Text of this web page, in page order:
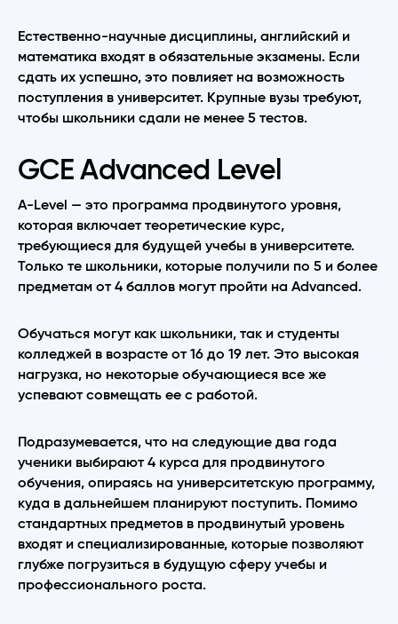
Естественно-научные дисциплины, английский и
математика входят в обязательные экзамены. Если
сдать их успешно, это повлияет на возможность
поступления в университет. Крупные вузы требуют,
чтобы школьники сдали не менее 5 тестов.
GCE Advanced Level
A-Level — это программа продвинутого уровня,
которая включает теоретические курс,
требующиеся для будущей учебы в университете.
Только те школьники, которые получили по 5 и более
предметам от 4 баллов могут пройти на Advanced.
Обучаться могут как школьники, так и студенты
колледжей в возрасте от 16 до 19 лет. Это высокая
нагрузка, но некоторые обучающиеся все же
успевают совмещать ее с работой.
Подразумевается, что на следующие два года
ученики выбирают 4 курса для продвинутого
обучения, опираясь на университетскую программу,
куда в дальнейшем планируют поступить. Помимо
стандартных предметов в продвинутый уровень
входят и специализированные, которые позволяют
глубже погрузиться в будущую сферу учебы и
профессионального роста.